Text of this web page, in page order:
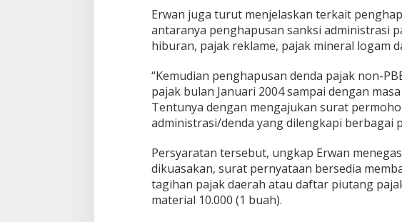
Erwan juga turut menjelaskan terkait
antaranya penghapusan sanksi administrasi
hiburan, pajak reklame, pajak mineral logam
“Kemudian penghapusan denda pajak non-
pajak bulan Januari 2004 sampai dengan
Tentunya dengan mengajukan surat
administrasi/denda yang dilengkapi berbagai
Persyaratan tersebut, ungkap Erwan
dikuasakan, surat pernyataan bersedia
tagihan pajak daerah atau daftar piutang
material 10.000 (1 buah).